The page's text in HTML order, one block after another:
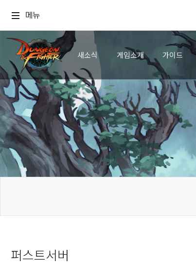
메뉴
새소식 게임소개 가이드
퍼스트서버